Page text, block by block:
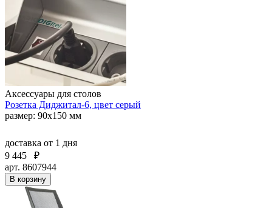
Аксессуары для столов
Розетка Диджитал-6, цвет серый
размер: 90х150 мм
доставка от 1 дня
9 445
₽
арт. 8607944
В корзину